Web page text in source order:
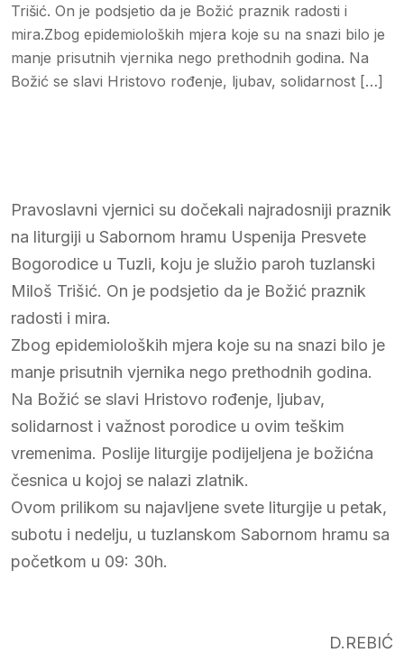
Trišić. On je podsjetio da je Božić praznik radosti i
mira.Zbog epidemioloških mjera koje su na snazi bilo je
manje prisutnih vjernika nego prethodnih godina. Na
Božić se slavi Hristovo rođenje, ljubav, solidarnost […]
Pravoslavni vjernici su dočekali najradosniji praznik
na liturgiji u Sabornom hramu Uspenija Presvete
Bogorodice u Tuzli, koju je služio paroh tuzlanski
Miloš Trišić. On je podsjetio da je Božić praznik
radosti i mira.
Zbog epidemioloških mjera koje su na snazi bilo je
manje prisutnih vjernika nego prethodnih godina.
Na Božić se slavi Hristovo rođenje, ljubav,
solidarnost i važnost porodice u ovim teškim
vremenima. Poslije liturgije podijeljena je božićna
česnica u kojoj se nalazi zlatnik.
Ovom prilikom su najavljene svete liturgije u petak,
subotu i nedelju, u tuzlanskom Sabornom hramu sa
početkom u 09: 30h.
D.REBIĆ